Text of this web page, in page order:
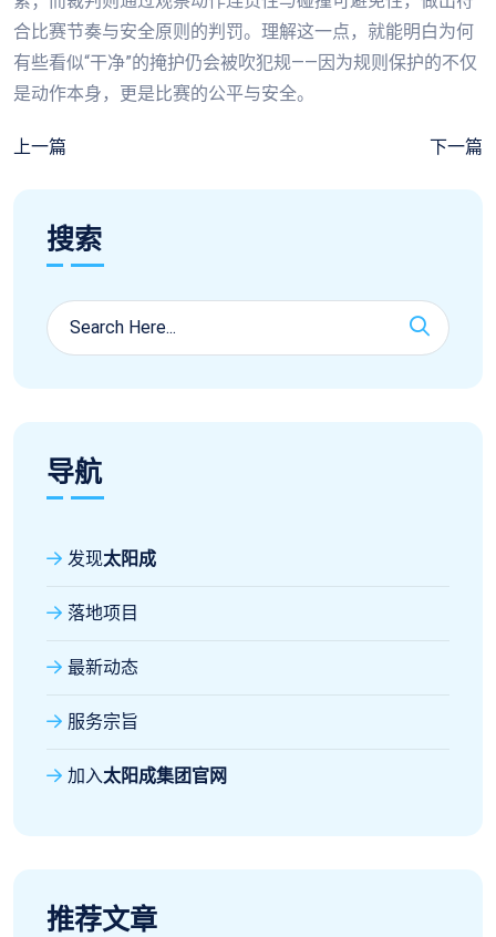
合比赛节奏与安全原则的判罚。理解这一点，就能明白为何
有些看似“干净”的掩护仍会被吹犯规——因为规则保护的不仅
是动作本身，更是比赛的公平与安全。
上一篇 下一篇
搜索
导航
发现太阳成
落地项目
最新动态
服务宗旨
加入太阳成集团官网
推荐文章